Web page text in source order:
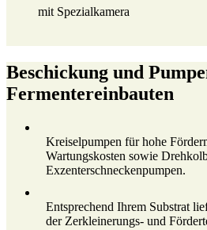
mit Spezialkamera
Beschickung und
Fermentereinbauten
Kreiselpumpen für hohe
Wartungskosten sowie
Exzenterschneckenpumpen.
Entsprechend Ihrem Substrat
der Zerkleinerungs- und